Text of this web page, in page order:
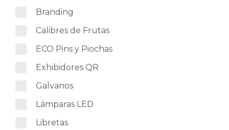
Branding
Calibres de Frutas
ECO Pins y Piochas
Exhibidores QR
Galvanos
Lámparas LED
Libretas